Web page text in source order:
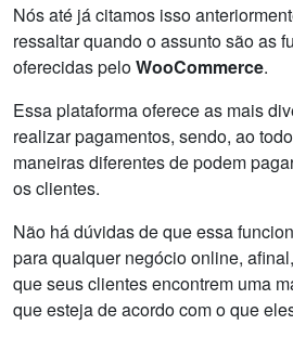
Nós até já citamos isso
ressaltar quando o assunto são as
oferecidas peloWooCommerce.
Essa plataforma oferece as mais
realizar pagamentos, sendo, ao
maneiras diferentes de podem
os clientes.
Não há dúvidas de que essa
para qualquer negócio online,
que seus clientes encontrem uma
que esteja de acordo com o que